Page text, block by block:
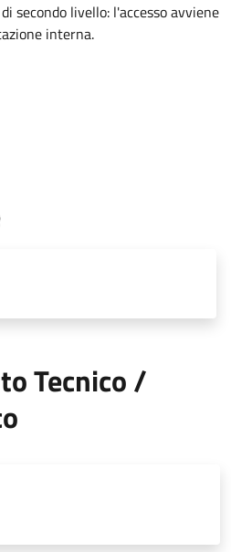
secondo livello: l'accesso avviene
interna.
Tecnico /